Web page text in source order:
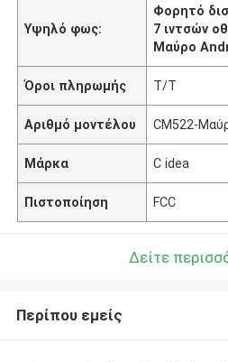
Υψηλό φως:
Φορητό
7 ιντσών
Μαύρο
Όροι πληρωμής Τ/Τ
Αριθμό μοντέλου CM522-
Μάρκα C idea
Πιστοποίηση FCC
Δείτε
Περίπου εμείς